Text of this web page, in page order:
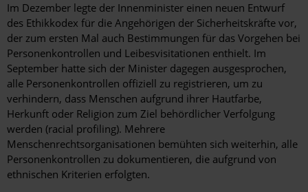
Im Dezember legte der Innenminister einen neuen Entwurf
des Ethikkodex für die Angehörigen der Sicherheitskräfte vor,
der zum ersten Mal auch Bestimmungen für das Vorgehen bei
Personenkontrollen und Leibesvisitationen enthielt. Im
September hatte sich der Minister dagegen ausgesprochen,
alle Personenkontrollen offiziell zu registrieren, um zu
verhindern, dass Menschen aufgrund ihrer Hautfarbe,
Herkunft oder Religion zum Ziel behördlicher Verfolgung
werden (racial profiling). Mehrere
Menschenrechtsorganisationen bemühten sich weiterhin, alle
Personenkontrollen zu dokumentieren, die aufgrund von
ethnischen Kriterien erfolgten.